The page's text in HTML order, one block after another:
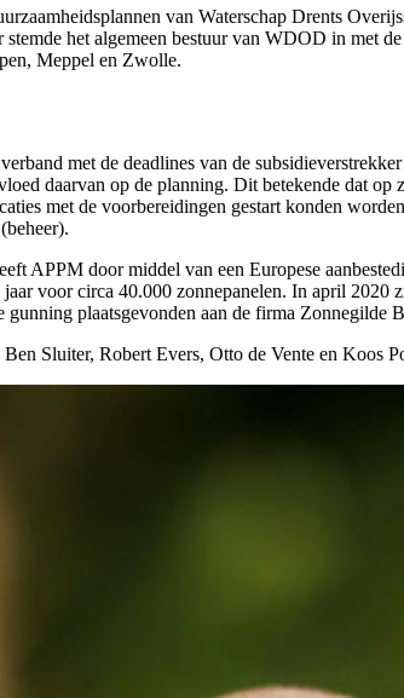
van Waterschap Drents
het algemeen bestuur van WDOD in met
Meppel en Zwolle.
met de deadlines van de
daarvan op de planning. Dit betekende dat op
met de voorbereidingen gestart konden
APPM door middel van een Europese
voor circa 40.000 zonnepanelen. In april
plaatsgevonden aan de firma Zonnegilde
Sluiter, Robert Evers, Otto de Vente en Koos